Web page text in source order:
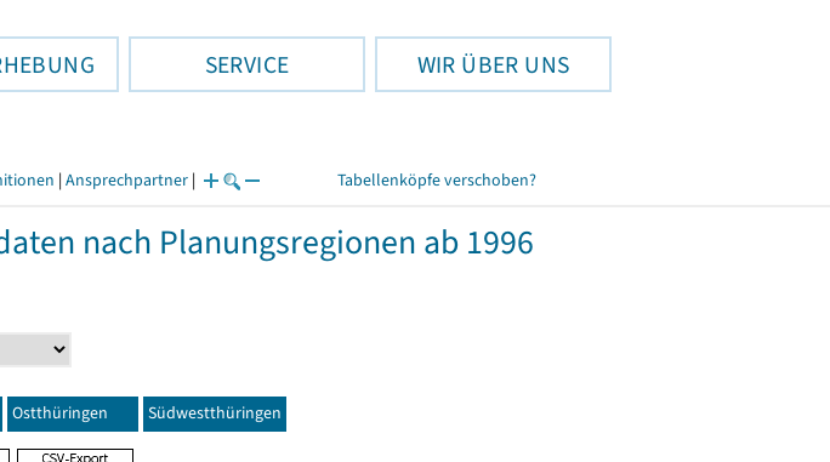
SERVICE WIR ÜBER UNS
| Ansprechpartner | Tabellenköpfe verschoben?
nach Planungsregionen ab 1996
Ostthüringen Südwestthüringen